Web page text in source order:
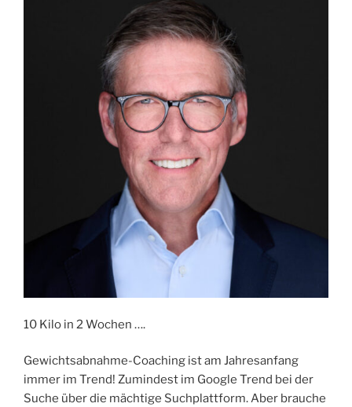
10 Kilo in 2 Wochen ….
Gewichtsabnahme-Coaching ist am Jahresanfang
immer im Trend! Zumindest im Google Trend bei der
Suche über die mächtige Suchplattform. Aber brauche